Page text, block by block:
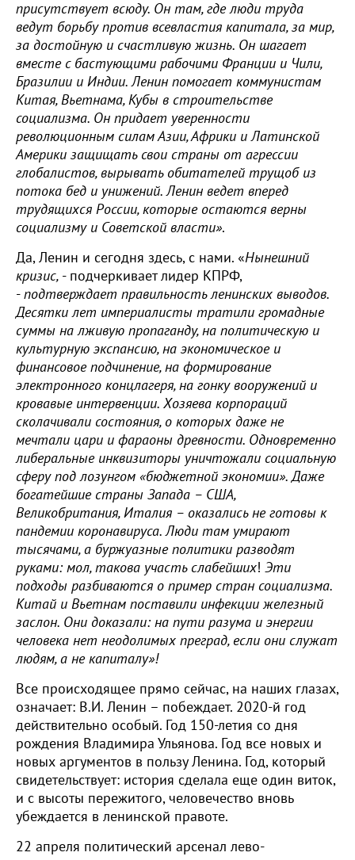
присутствует всюду. Он там, где люди труда
ведут борьбу против всевластия капитала, за мир,
за достойную и счастливую жизнь. Он шагает
вместе с бастующими рабочими Франции и Чили,
Бразилии и Индии. Ленин помогает коммунистам
Китая, Вьетнама, Кубы в строительстве
социализма. Он придает уверенности
революционным силам Азии, Африки и Латинской
Америки защищать свои страны от агрессии
глобалистов, вырывать обитателей трущоб из
потока бед и унижений. Ленин ведет вперед
трудящихся России, которые остаются верны
социализму и Советской власти».
Да, Ленин и сегодня здесь, с нами. «Нынешний
кризис, - подчеркивает лидер КПРФ,
-подтверждает правильность ленинских выводов.
Десятки лет империалисты тратили громадные
суммы на лживую пропаганду, на политическую и
культурную экспансию, на экономическое и
финансовое подчинение, на формирование
электронного концлагеря, на гонку вооружений и
кровавые интервенции. Хозяева корпораций
сколачивали состояния, о которых даже не
мечтали цари и фараоны древности. Одновременно
либеральные инквизиторы уничтожали социальную
сферу под лозунгом «бюджетной экономии». Даже
богатейшие страны Запада – США,
Великобритания, Италия – оказались не готовы к
пандемии коронавируса. Люди там умирают
тысячами, а буржуазные политики разводят
руками: мол, такова участь слабейших! Эти
подходы разбиваются о пример стран социализма.
Китай и Вьетнам поставили инфекции железный
заслон. Они доказали: на пути разума и энергии
человека нет неодолимых преград, если они служат
людям, а не капиталу»!
Все происходящее прямо сейчас, на наших глазах,
означает: В.И. Ленин – побеждает. 2020-й год
действительно особый. Год 150-летия со дня
рождения Владимира Ульянова. Год все новых и
новых аргументов в пользу Ленина. Год, который
свидетельствует: история сделала еще один виток,
и с высоты пережитого, человечество вновь
убеждается в ленинской правоте.
22 апреля политический арсенал лево-